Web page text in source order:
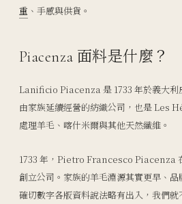
重 、手感與供貨。
Piacenza 面料是什麼？
Lanificio Piacenza 是 1733 年於義大利
由家族延續經營的紡織公司，也是 Les
處理羊毛、喀什米爾與其他天然纖維。
1733 年，Pietro Francesco Piacenza
創立公司。家族的羊毛淵源其實更早、
確切數字各版資料說法略有出入，我們